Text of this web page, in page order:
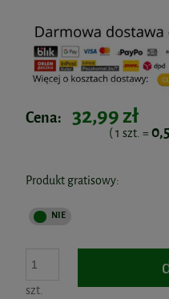
Cena: 32,99 zł
( 1 szt. =
Produkt gratisowy:
szt.